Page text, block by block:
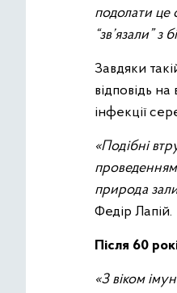
подолати це
“зв’язали” з
Завдяки
відповідь
інфекції
«Подібні
природа
Федір Лапій.
Після 60
«З віком